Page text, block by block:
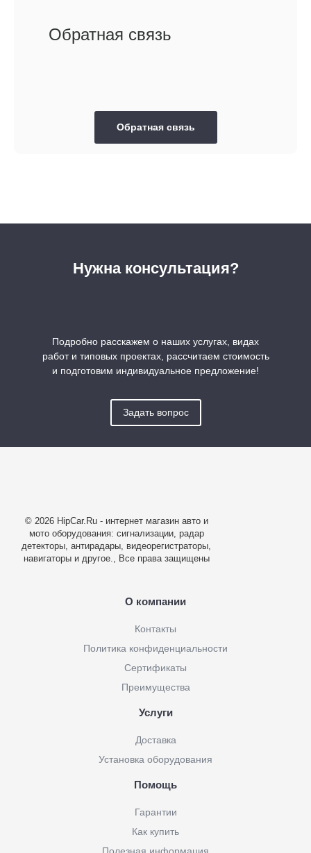
Обратная связь
Обратная связь
Нужна консультация?
Подробно расскажем о наших услугах, видах
работ и типовых проектах, рассчитаем стоимость
и подготовим индивидуальное предложение!
Задать вопрос
© 2026 HipCar.Ru - интернет магазин авто и
мото оборудования: сигнализации, радар
детекторы, антирадары, видеорегистраторы,
навигаторы и другое., Все права защищены
О компании
Контакты
Политика конфиденциальности
Сертификаты
Преимущества
Услуги
Доставка
Установка оборудования
Помощь
Гарантии
Как купить